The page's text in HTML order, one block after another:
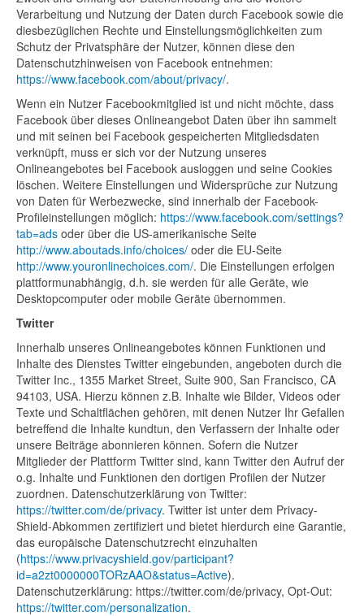
Verarbeitung und Nutzung der Daten durch Facebook sowie die
diesbezüglichen Rechte und Einstellungsmöglichkeiten zum
Schutz der Privatsphäre der Nutzer, können diese den
Datenschutzhinweisen von Facebook entnehmen:
https://www.facebook.com/about/privacy/.
Wenn ein Nutzer Facebookmitglied ist und nicht möchte, dass
Facebook über dieses Onlineangebot Daten über ihn sammelt
und mit seinen bei Facebook gespeicherten Mitgliedsdaten
verknüpft, muss er sich vor der Nutzung unseres
Onlineangebotes bei Facebook ausloggen und seine Cookies
löschen. Weitere Einstellungen und Widersprüche zur Nutzung
von Daten für Werbezwecke, sind innerhalb der Facebook-
Profileinstellungen möglich: https://www.facebook.com/settings?
tab=ads oder über die US-amerikanische Seite
http://www.aboutads.info/choices/ oder die EU-Seite
http://www.youronlinechoices.com/. Die Einstellungen erfolgen
plattformunabhängig, d.h. sie werden für alle Geräte, wie
Desktopcomputer oder mobile Geräte übernommen.
Twitter
Innerhalb unseres Onlineangebotes können Funktionen und
Inhalte des Dienstes Twitter eingebunden, angeboten durch die
Twitter Inc., 1355 Market Street, Suite 900, San Francisco, CA
94103, USA. Hierzu können z.B. Inhalte wie Bilder, Videos oder
Texte und Schaltflächen gehören, mit denen Nutzer Ihr Gefallen
betreffend die Inhalte kundtun, den Verfassern der Inhalte oder
unsere Beiträge abonnieren können. Sofern die Nutzer
Mitglieder der Plattform Twitter sind, kann Twitter den Aufruf der
o.g. Inhalte und Funktionen den dortigen Profilen der Nutzer
zuordnen. Datenschutzerklärung von Twitter:
https://twitter.com/de/privacy. Twitter ist unter dem Privacy-
Shield-Abkommen zertifiziert und bietet hierdurch eine Garantie,
das europäische Datenschutzrecht einzuhalten
(https://www.privacyshield.gov/participant?
id=a2zt0000000TORzAAO&status=Active).
Datenschutzerklärung: https://twitter.com/de/privacy, Opt-Out:
https://twitter.com/personalization.